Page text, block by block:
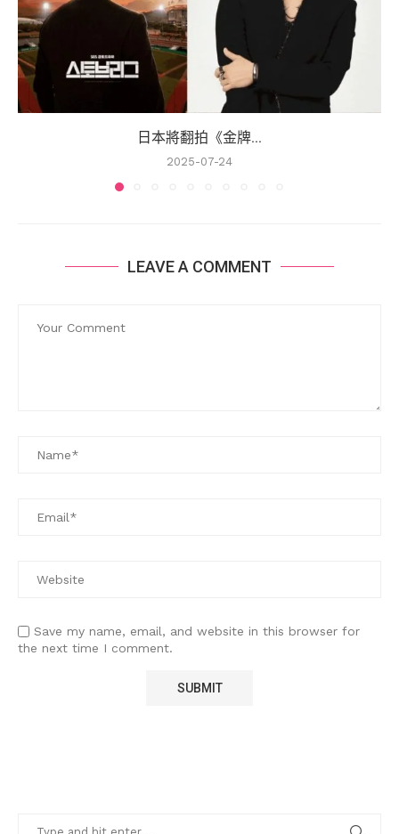
日本將翻拍《金牌...
2025-07-24
LEAVE A COMMENT
Save my name, email, and website in this browser for
the next time I comment.